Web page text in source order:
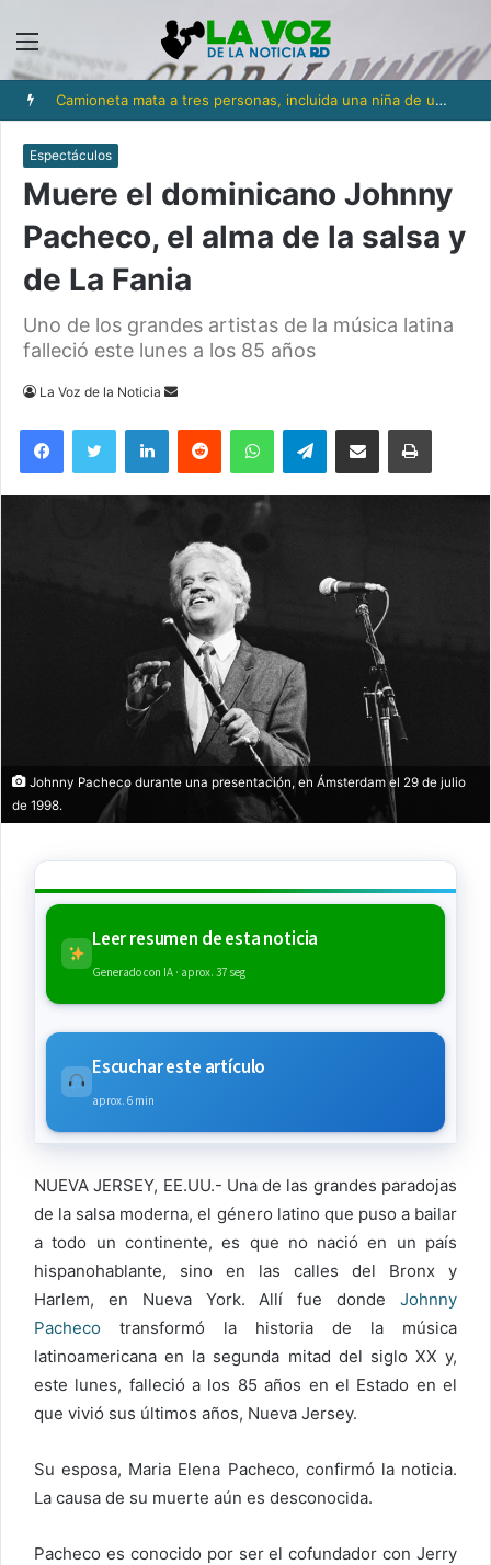
Menú
Camioneta mata a tres personas, incluida una niña de un año y medio, en Los Ríos
Espectáculos
Muere el dominicano Johnny
Pacheco, el alma de la salsa y
de La Fania
Uno de los grandes artistas de la música latina
falleció este lunes a los 85 años
La Voz de la Noticia
Send
email
FacebookTwitter LinkedInReddit WhatsAppTelegramCompartir via Email Imprimi
Johnny Pacheco durante una presentación, en Ámsterdam el 29 de julio
de 1998.
Leer resumen de esta noticia
Generado con IA · aprox. 37 seg
Escuchar este artículo
aprox. 6 min
NUEVA JERSEY, EE.UU.- Una de las grandes paradojas
de la salsa moderna, el género latino que puso a bailar
a todo un continente, es que no nació en un país
hispanohablante, sino en las calles del Bronx y
Harlem, en Nueva York. Allí fue donde Johnny
Pacheco transformó la historia de la música
latinoamericana en la segunda mitad del siglo XX y,
este lunes, falleció a los 85 años en el Estado en el
que vivió sus últimos años, Nueva Jersey.
Su esposa, Maria Elena Pacheco, confirmó la noticia.
La causa de su muerte aún es desconocida.
Pacheco es conocido por ser el cofundador con Jerry